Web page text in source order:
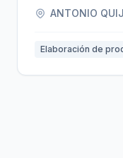
ANTONIO
Elaboración de